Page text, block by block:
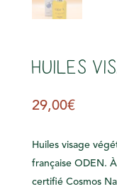
Huiles
29,00€
Huiles visage
française ODEN.
certifié Cosmos